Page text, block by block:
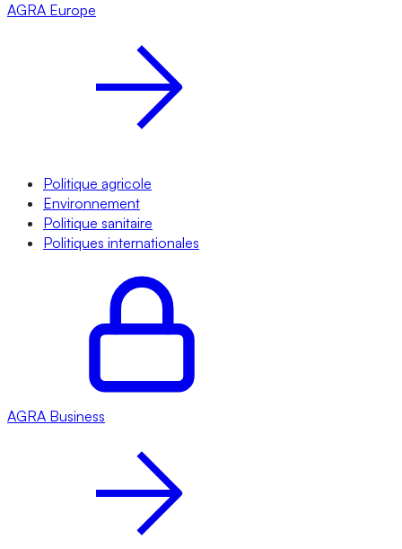
AGRA Europe
Politique agricole
Environnement
Politique sanitaire
Politiques internationales
AGRA Business